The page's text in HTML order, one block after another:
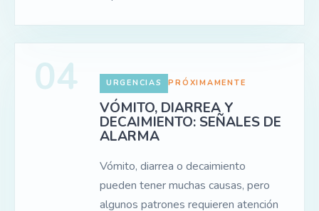
04 URGENCIAS PRÓXIMAMENTE
VÓMITO, DIARREA Y
DECAIMIENTO: SEÑALES DE
ALARMA
Vómito, diarrea o decaimiento
pueden tener muchas causas, pero
algunos patrones requieren atención